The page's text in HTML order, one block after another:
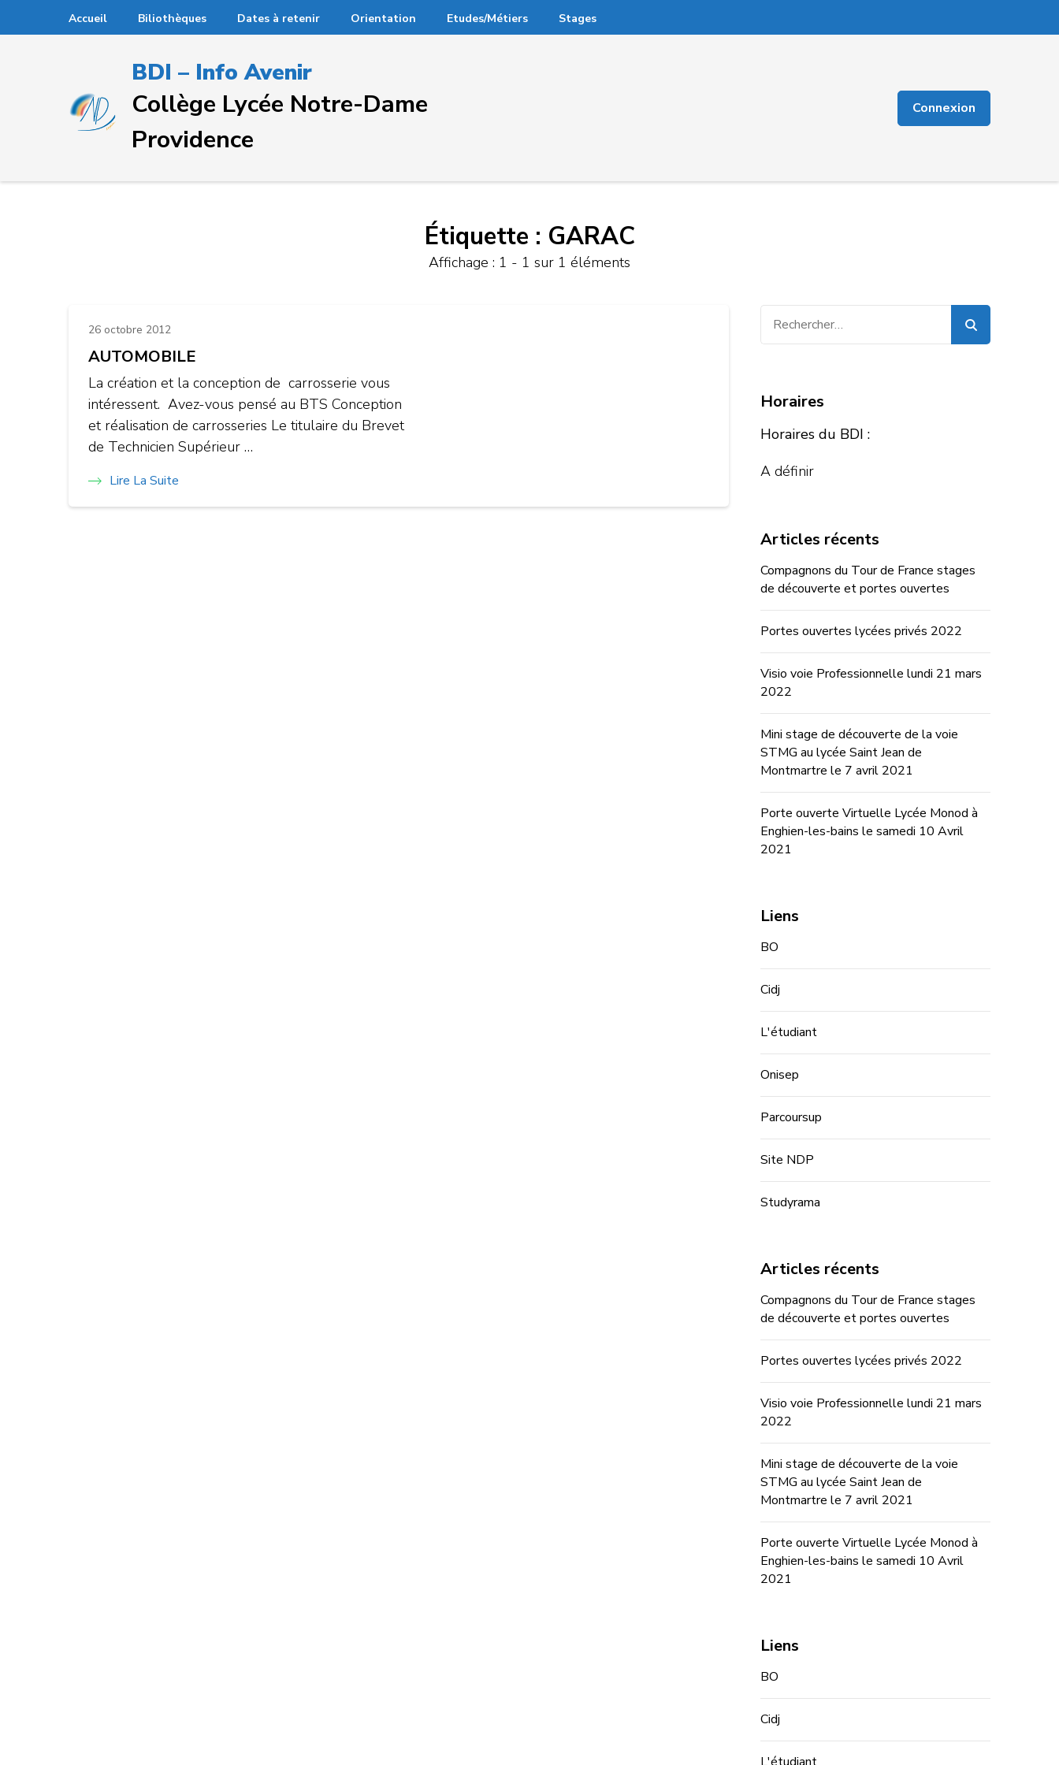
au
Accueil Biliothèques Dates à retenir Orientation Etudes/Métiers Stages
BDI – Info Avenir
Collège Lycée Notre-Dame
Providence
Connexion
Étiquette : GARAC
Affichage : 1 - 1 sur 1 éléments
26 octobre 2012
AUTOMOBILE
La création et la conception de carrosserie vous
intéressent. Avez-vous pensé au BTS Conception
et réalisation de carrosseries Le titulaire du Brevet
de Technicien Supérieur …
Lire La Suite
Horaires
Horaires du BDI :
A définir
Articles récents
Compagnons du Tour de France stages
de découverte et portes ouvertes
Portes ouvertes lycées privés 2022
Visio voie Professionnelle lundi 21 mars
2022
Mini stage de découverte de la voie
STMG au lycée Saint Jean de
Montmartre le 7 avril 2021
Porte ouverte Virtuelle Lycée Monod à
Enghien-les-bains le samedi 10 Avril
2021
Liens
BO
Cidj
L'étudiant
Onisep
Parcoursup
Site NDP
Studyrama
Articles récents
Compagnons du Tour de France stages
de découverte et portes ouvertes
Portes ouvertes lycées privés 2022
Visio voie Professionnelle lundi 21 mars
2022
Mini stage de découverte de la voie
STMG au lycée Saint Jean de
Montmartre le 7 avril 2021
Porte ouverte Virtuelle Lycée Monod à
Enghien-les-bains le samedi 10 Avril
2021
Liens
BO
Cidj